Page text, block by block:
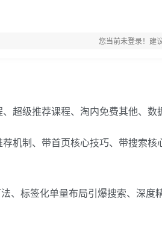
您当前未登录！建
超级推荐课程、淘内免费其他、数
机制、带首页核心技巧、带搜索
、标签化单量布局引爆搜索、深度